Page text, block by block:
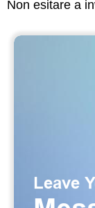
Non esitare a